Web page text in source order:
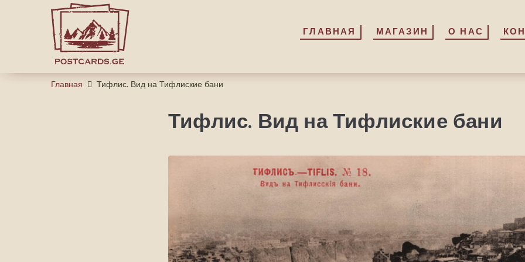
ГЛАВНАЯ МАГАЗИН О НАС
ГЛАВНАЯ МАГАЗИН О НАС
Главная Тифлис. Вид на Тифлиские бани
Тифлис. Вид на Тифлиские бани